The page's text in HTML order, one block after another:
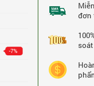
-7%
đơn
Kia Tu Tan
3,660,000 VNĐ
3,360,000
19283 Lượt